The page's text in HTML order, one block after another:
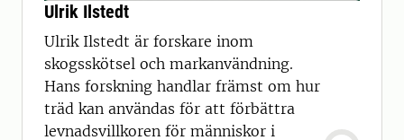
Ulrik Ilstedt
Ulrik Ilstedt är forskare inom
skogsskötsel och markanvändning.
Hans forskning handlar främst om hur
träd kan användas för att förbättra
levnadsvillkoren för människor i